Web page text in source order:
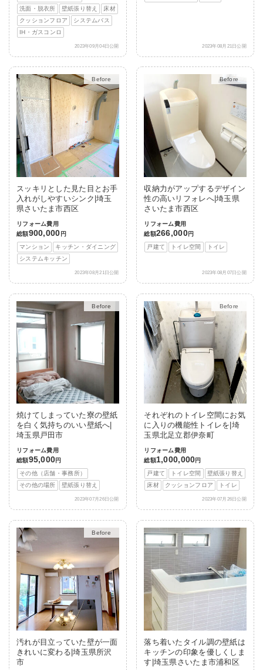
洗面・脱衣所
壁紙張り替え
床材
クッションフロア
システムバス
IH・ガスコンロ
2023年09月04日公開 2023年08月21日公開
After
スッキリとした見た目とお手
入れがしやすいシンク|埼玉
県さいたま市西区
リフォーム費用
総額900,000 円
マンション
キッチン・ダイニング
システムキッチン
2023年08月21日公開
After
収納力がアップするデザイン
性の高いリフォレへ|埼玉県
さいたま市西区
リフォーム費用
総額266,000円
戸建て
トイレ空間 トイレ
2023年08月07日公開
After
焼けてしまっていた寮の壁紙
を白く気持ちのいい壁紙へ|
埼玉県戸田市
リフォーム費用
総額95,000円
その他（店舗・事務所）
その他の場所
壁紙張り替え
2023年07月26日公開
After
それぞれのトイレ空間にお気
に入りの機能性トイレを|埼
玉県北足立郡伊奈町
リフォーム費用
総額1,000,000円
戸建て
トイレ空間
壁紙張り替え
床材
クッションフロア トイレ
2023年07月26日公開
After
汚れが目立っていた壁が一面
きれいに変わる|埼玉県所沢
市
落ち着いたタイル調の壁紙は
キッチンの印象を優しくしま
す|埼玉県さいたま市浦和区